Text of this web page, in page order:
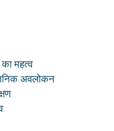
का महत्व
अवलोकन